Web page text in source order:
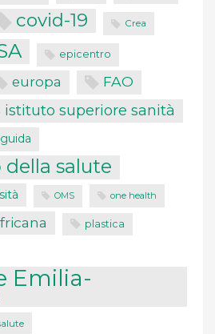
covid-19 Crea
epicentro
europa FAO
istituto superiore sanità
salute
OMS one health
plastica
Emilia-